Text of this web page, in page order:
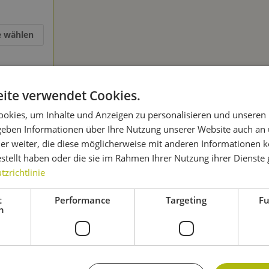
wählen
verschiedenen Formen – bei BRAUEN.DE
Hopfen kaufen, musst Du einiges beachten. Die Frucht ist sehr
Als Alternative kannst Du den Hopfen kaufen und sofort
sindHopfenpellets zu handhaben. Möchtest Du Hopfen
entscheiden. In dieser Form ist der Hopfen deutlich robuster und
kannst Du Hopfen kaufen, der den Geschmack
verwendet Cookies.
um Inhalte und Anzeigen zu personalisieren und
Informationen über Ihre Nutzung unserer Website auch an
weiter, die diese möglicherweise mit anderen Informationen
haben oder die sie im Rahmen Ihrer Nutzung ihrer Dienste
Performance Targeting